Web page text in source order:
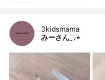
3kidsmama
みーさん¨̮⸝⋆